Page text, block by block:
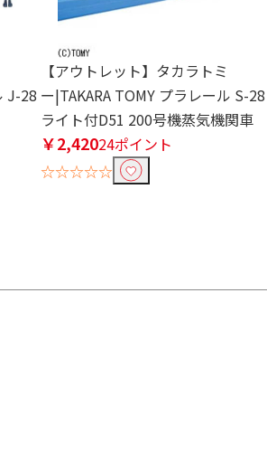
J-28
【アウトレット】タカラトミ
ー|TAKARA TOMY プラレール S-28
ライト付D51 200号機蒸気機関車
￥2,42024ポイント
☆☆☆☆☆